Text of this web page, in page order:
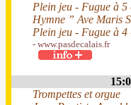
Plein jeu - Fugue à 5
Hymne ” Ave Maris
Plein jeu - Fugue à
- www.pasdecalais.fr
Trompettes et orgue